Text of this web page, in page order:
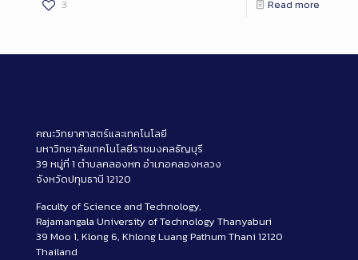
3 Read more
คณะวิทยาศาสตร์และเทคโนโลยี
มหาวิทยาลัยเทคโนโลยีราชมงคลธัญบุรี
39 หมู่ที่ 1 ตำบลคลองหก อำเภอคลองหลวง
จังหวัดปทุมธานี 12120
Faculty of Science and Technology,
Rajamangala University of Technology Thanyaburi
39 Moo 1, Klong 6, Khlong Luang Pathum Thani 12120
Thailand